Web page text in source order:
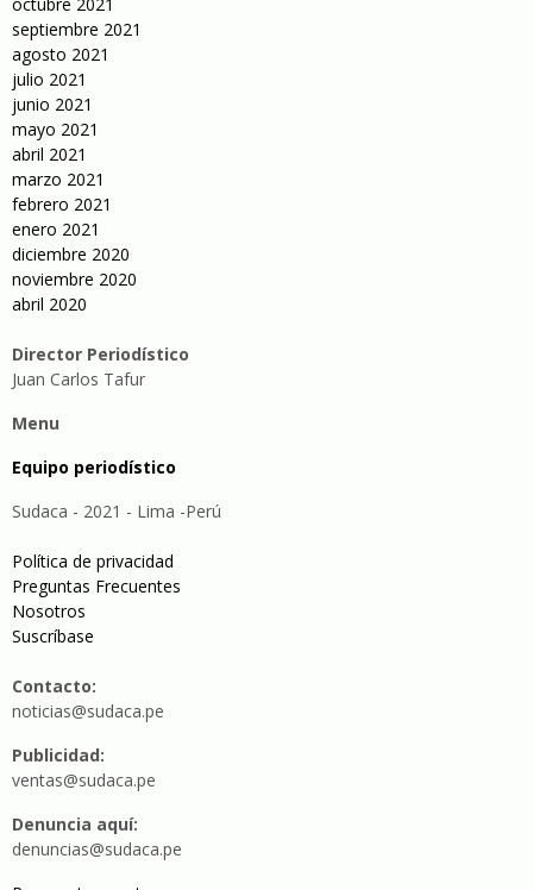
septiembre 2021
agosto 2021
julio 2021
junio 2021
mayo 2021
abril 2021
marzo 2021
febrero 2021
enero 2021
diciembre 2020
noviembre 2020
abril 2020
Director Periodístico
Juan Carlos Tafur
Menu
Equipo periodístico
Sudaca - 2021 - Lima -Perú
Política de privacidad
Preguntas Frecuentes
Nosotros
Suscríbase
Contacto:
noticias@sudaca.pe
Publicidad:
ventas@sudaca.pe
Denuncia aquí:
denuncias@sudaca.pe